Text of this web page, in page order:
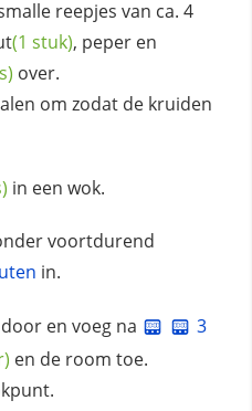
reepjes van ca. 4
(1 stuk), peper en
over.
om zodat de kruiden
in een wok.
voortdurend
in.
en voeg na
3
en de room toe.